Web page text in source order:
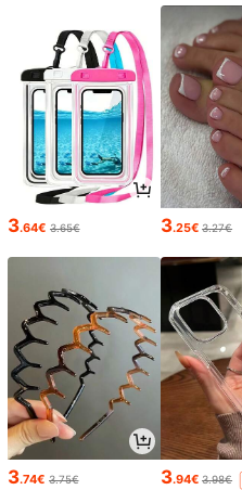
3.64€ 3.65€ 3.25€ 3.27€
3.74€ 3.75€ 3.94€ 3.98€